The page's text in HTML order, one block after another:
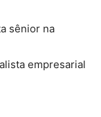
sênior na
empresarial